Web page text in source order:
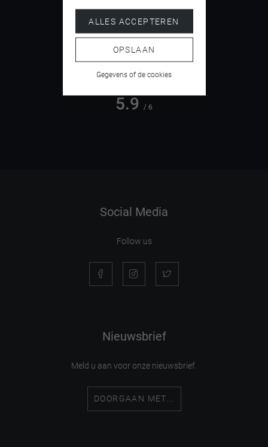
4.5
5.9 / 6
Social Media
Follow us
Nieuwsbrief
Meld u aan voor onze nieuwsbrief.
DOORGAAN MET...
ALLES ACCEPTEREN
OPSLAAN
Gegevens of de cookies